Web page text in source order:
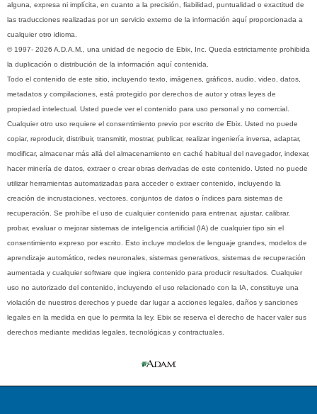
alguna, expresa ni implícita, en cuanto a la precisión, fiabilidad, puntualidad o exactitud de
las traducciones realizadas por un servicio externo de la información aquí proporcionada a
cualquier otro idioma.
© 1997- 2026 A.D.A.M., una unidad de negocio de Ebix, Inc. Queda estrictamente prohibida
la duplicación o distribución de la información aquí contenida.
Todo el contenido de este sitio, incluyendo texto, imágenes, gráficos, audio, video, datos,
metadatos y compilaciones, está protegido por derechos de autor y otras leyes de
propiedad intelectual. Usted puede ver el contenido para uso personal y no comercial.
Cualquier otro uso requiere el consentimiento previo por escrito de Ebix. Usted no puede
copiar, reproducir, distribuir, transmitir, mostrar, publicar, realizar ingeniería inversa, adaptar,
modificar, almacenar más allá del almacenamiento en caché habitual del navegador, indexar,
hacer minería de datos, extraer o crear obras derivadas de este contenido. Usted no puede
utilizar herramientas automatizadas para acceder o extraer contenido, incluyendo la
creación de incrustaciones, vectores, conjuntos de datos o índices para sistemas de
recuperación. Se prohíbe el uso de cualquier contenido para entrenar, ajustar, calibrar,
probar, evaluar o mejorar sistemas de inteligencia artificial (IA) de cualquier tipo sin el
consentimiento expreso por escrito. Esto incluye modelos de lenguaje grandes, modelos de
aprendizaje automático, redes neuronales, sistemas generativos, sistemas de recuperación
aumentada y cualquier software que ingiera contenido para producir resultados. Cualquier
uso no autorizado del contenido, incluyendo el uso relacionado con la IA, constituye una
violación de nuestros derechos y puede dar lugar a acciones legales, daños y sanciones
legales en la medida en que lo permita la ley. Ebix se reserva el derecho de hacer valer sus
derechos mediante medidas legales, tecnológicas y contractuales.